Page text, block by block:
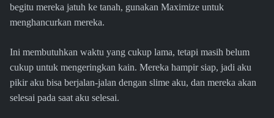
begitu mereka jatuh ke tanah, gunakan Maximize untuk
menghancurkan mereka.
Ini membutuhkan waktu yang cukup lama, tetapi masih belum
cukup untuk mengeringkan kain. Mereka hampir siap, jadi aku
pikir aku bisa berjalan-jalan dengan slime aku, dan mereka akan
selesai pada saat aku selesai.